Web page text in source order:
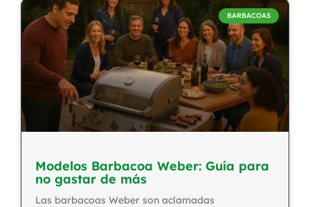
BARBACOAS
Modelos Barbacoa Weber: Guía para
no gastar de más
Las barbacoas Weber son aclamadas